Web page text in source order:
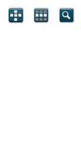
Crawlability,